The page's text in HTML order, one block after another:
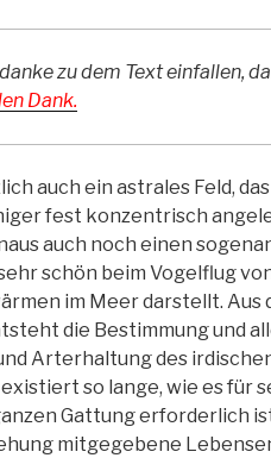
zu dem Text einfallen,
Dank.
auch ein astrales Feld,
fest konzentrisch
auch noch einen
schön beim Vogelflug
im Meer darstellt. Aus
die Bestimmung und
Arterhaltung des irdischen
so lange, wie es für
Gattung erforderlich
mitgegebene